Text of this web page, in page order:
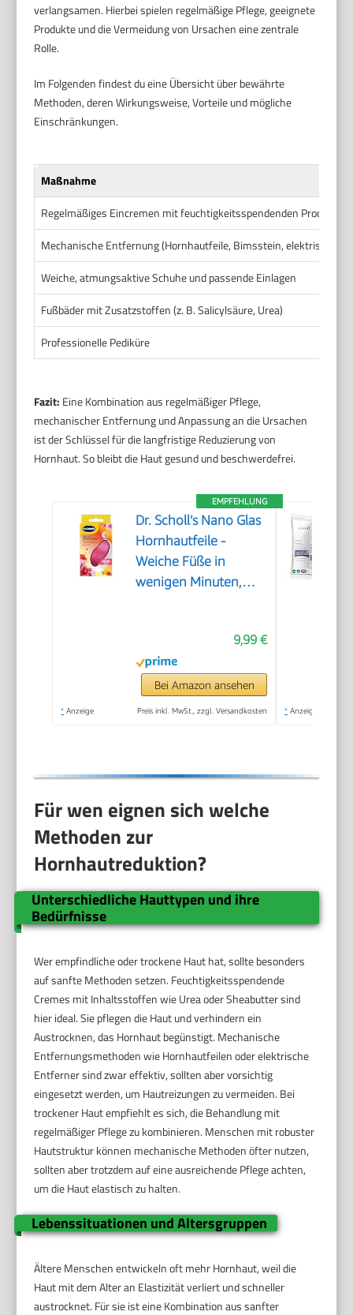
verlangsamen. Hierbei spielen regelmäßige Pflege, geeignete
Produkte und die Vermeidung von Ursachen eine zentrale
Rolle.
Im Folgenden findest du eine Übersicht über bewährte
Methoden, deren Wirkungsweise, Vorteile und mögliche
Einschränkungen.
Maßnahme
Regelmäßiges Eincremen mit feuchtigkeitsspendenden Produkten
Mechanische Entfernung (Hornhautfeile, Bimsstein, elektrische
Weiche, atmungsaktive Schuhe und passende Einlagen
Fußbäder mit Zusatzstoffen (z. B. Salicylsäure, Urea)
Professionelle Pediküre
Fazit: Eine Kombination aus regelmäßiger Pflege,
mechanischer Entfernung und Anpassung an die Ursachen
ist der Schlüssel für die langfristige Reduzierung von
Hornhaut. So bleibt die Haut gesund und beschwerdefrei.
EMPFEHLUNG
Dr. Scholl’s Nano Glas
Hornhautfeile -
Weiche Füße in
wenigen Minuten,
Pediküre, Geeignet für
Nasse oder Trockene
Füße, Hornhaut
Entfernen Fuß,
9,99 €
Bei Amazon ansehen
* Anzeige Preis inkl. MwSt., zzgl. Versandkosten * Anzeige
Für wen eignen sich welche
Methoden zur
Hornhautreduktion?
Unterschiedliche Hauttypen und ihre
Bedürfnisse
Wer empfindliche oder trockene Haut hat, sollte besonders
auf sanfte Methoden setzen. Feuchtigkeitsspendende
Cremes mit Inhaltsstoffen wie Urea oder Sheabutter sind
hier ideal. Sie pflegen die Haut und verhindern ein
Austrocknen, das Hornhaut begünstigt. Mechanische
Entfernungsmethoden wie Hornhautfeilen oder elektrische
Entferner sind zwar effektiv, sollten aber vorsichtig
eingesetzt werden, um Hautreizungen zu vermeiden. Bei
trockener Haut empfiehlt es sich, die Behandlung mit
regelmäßiger Pflege zu kombinieren. Menschen mit robuster
Hautstruktur können mechanische Methoden öfter nutzen,
sollten aber trotzdem auf eine ausreichende Pflege achten,
um die Haut elastisch zu halten.
Lebenssituationen und Altersgruppen
Ältere Menschen entwickeln oft mehr Hornhaut, weil die
Haut mit dem Alter an Elastizität verliert und schneller
austrocknet. Für sie ist eine Kombination aus sanfter